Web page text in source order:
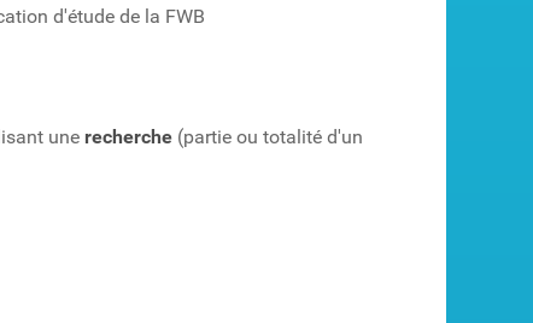
d'étude de la FWB
une recherche (partie ou totalité d'un